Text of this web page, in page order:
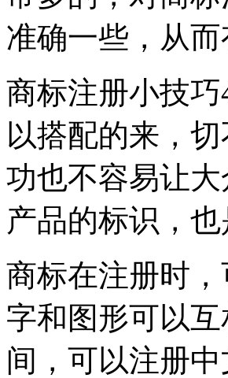
准确一些，从
商标注册小技
以搭配的来，
功也不容易让
产品的标识，
商标在注册时
字和图形可以
间，可以注册